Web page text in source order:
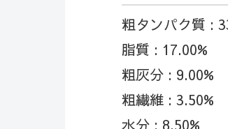
粗タンパク質 :
脂質 : 17.00%
粗灰分 : 9.00%
粗繊維 : 3.50%
水分 : 8.50%